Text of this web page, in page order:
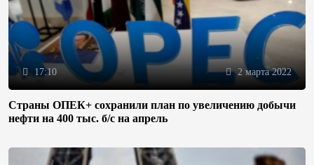
17:10 2 марта 2022
Страны ОПЕК+ сохранили план по увеличению добычи
нефти на 400 тыс. б/с на апрель